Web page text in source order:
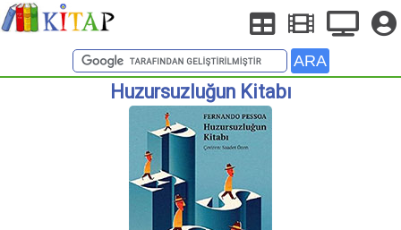
Huzursuzluğun Kitabı